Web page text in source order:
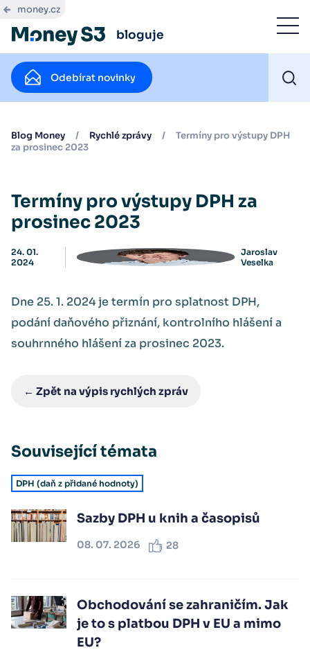
money.cz
bloguje
Odebírat novinky
Blog Money / Rychlé zprávy /
Termíny pro výstupy DPH
za prosinec 2023
Termíny pro výstupy DPH za
prosinec 2023
24. 01.
2024
Jaroslav
Veselka
Dne 25. 1. 2024 je termín pro splatnost DPH,
podání daňového přiznání, kontrolního hlášení a
souhrnného hlášení za prosinec 2023.
← Zpět na výpis rychlých zpráv
Související témata
DPH (daň z přidané hodnoty)
Sazby DPH u knih a časopisů
08. 07. 2026 28
Obchodování se zahraničím. Jak
je to s platbou DPH v EU a mimo
EU?